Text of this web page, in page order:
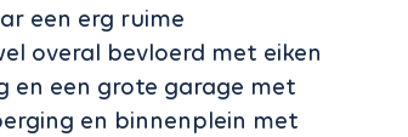
een erg ruime
overal bevloerd met eiken
en een grote garage met
en binnenplein met